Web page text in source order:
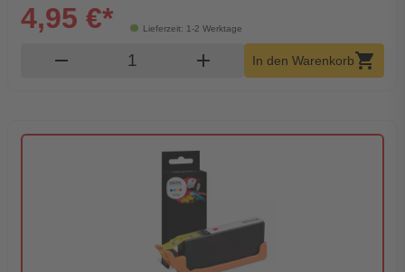
Lieferzeit: 1-2 Werktage
4,95 €*
remove Produkt Warenkorb Menge
add In den Warenkorbshopping_cart